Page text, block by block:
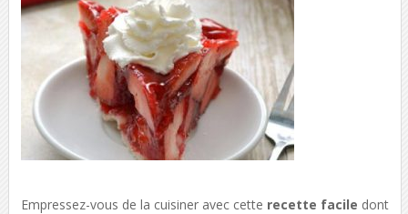
Empressez-vous de la cuisiner avec cette recette facile dont